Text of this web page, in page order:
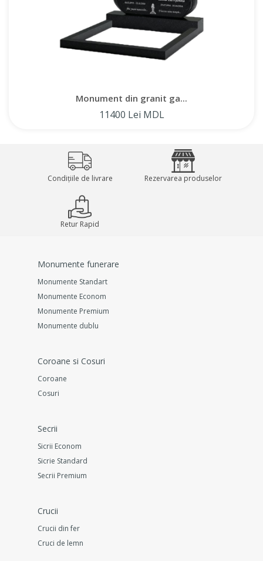
Monument din granit ga...
11400 Lei MDL
Condițiile de livrare Rezervarea produselor
Retur Rapid
Monumente funerare
Monumente Standart
Monumente Econom
Monumente Premium
Monumente dublu
Coroane si Cosuri
Coroane
Cosuri
Secrii
Sicrii Econom
Sicrie Standard
Secrii Premium
Crucii
Crucii din fer
Cruci de lemn